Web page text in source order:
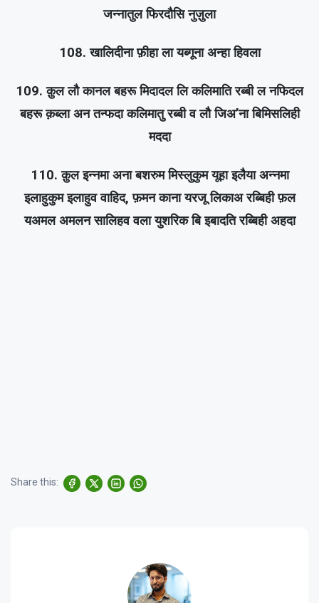
जन्नातुल फिरदौसि नुज़ुला
108. खालिदीना फ़ीहा ला यब्गूना अन्हा हिवला
109. क़ुल लौ कानल बहरू मिदादल लि कलिमाति रब्बी ल नफिदल
बहरू क़ब्ला अन तन्फदा कलिमातु रब्बी व लौ जिअ’ना बिमिसलिही
मददा
110. क़ुल इन्नमा अना बशरुम मिस्लुकुम यूहा इलैया अन्नमा
इलाहुकुम इलाहुव वाहिद, फ़मन काना यरजू लिकाअ रब्बिही फ़ल
यअमल अमलन सालिहव वला युशरिक बि इबादति रब्बिही अहदा
Share this: